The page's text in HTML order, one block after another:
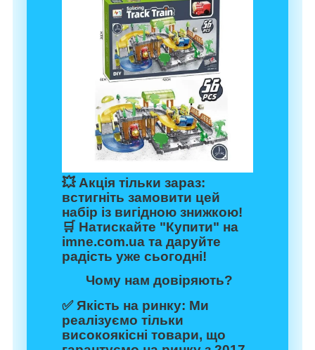
💥 Акція тільки зараз:
встигніть замовити цей
набір із вигідною знижкою!
🛒 Натискайте "Купити" на
imne.com.ua та даруйте
радість уже сьогодні!
Чому нам довіряють?
✅ Якість на ринку: Ми
реалізуємо тільки
високоякісні товари, що